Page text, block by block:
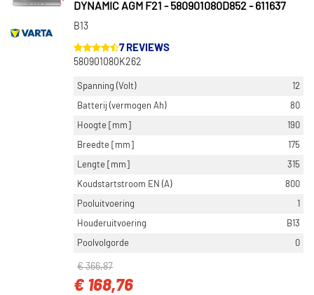
DYNAMIC AGM F21 - 580901080D852 - 611637
B13
7 REVIEWS
580901080K262
Spanning (Volt)
12
Batterij (vermogen Ah)
80
Hoogte [mm]
190
Breedte [mm]
175
Lengte [mm]
315
Koudstartstroom EN (A)
800
Pooluitvoering
1
Houderuitvoering
B13
Poolvolgorde
0
€ 366,87
€ 168,76